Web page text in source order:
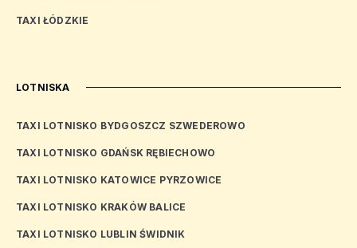
TAXI ŁÓDZKIE
LOTNISKA
TAXI LOTNISKO BYDGOSZCZ SZWEDEROWO
TAXI LOTNISKO GDAŃSK RĘBIECHOWO
TAXI LOTNISKO KATOWICE PYRZOWICE
TAXI LOTNISKO KRAKÓW BALICE
TAXI LOTNISKO LUBLIN ŚWIDNIK